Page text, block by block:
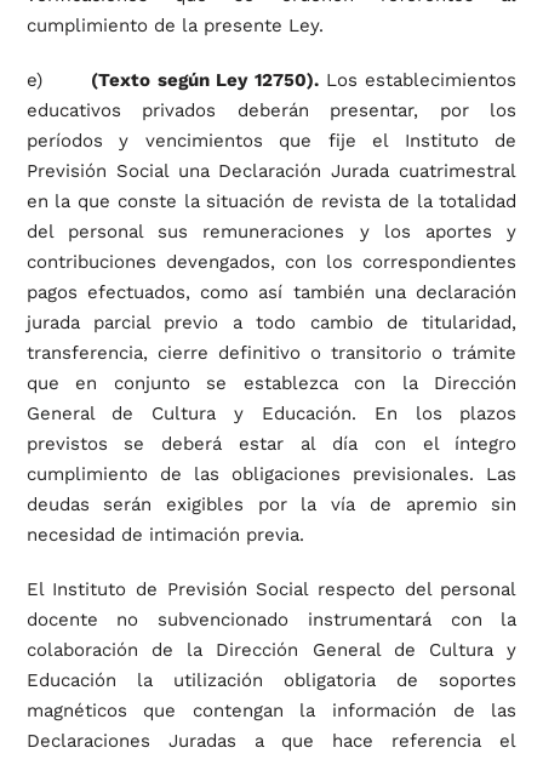
cumplimiento de la presente Ley.
e) (Texto según Ley 12750). Los establecimientos
educativos privados deberán presentar, por los
períodos y vencimientos que fije el Instituto de
Previsión Social una Declaración Jurada cuatrimestral
en la que conste la situación de revista de la totalidad
del personal sus remuneraciones y los aportes y
contribuciones devengados, con los correspondientes
pagos efectuados, como así también una declaración
jurada parcial previo a todo cambio de titularidad,
transferencia, cierre definitivo o transitorio o trámite
que en conjunto se establezca con la Dirección
General de Cultura y Educación. En los plazos
previstos se deberá estar al día con el íntegro
cumplimiento de las obligaciones previsionales. Las
deudas serán exigibles por la vía de apremio sin
necesidad de intimación previa.
El Instituto de Previsión Social respecto del personal
docente no subvencionado instrumentará con la
colaboración de la Dirección General de Cultura y
Educación la utilización obligatoria de soportes
magnéticos que contengan la información de las
Declaraciones Juradas a que hace referencia el